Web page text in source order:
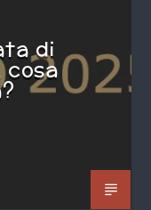
di
cosa